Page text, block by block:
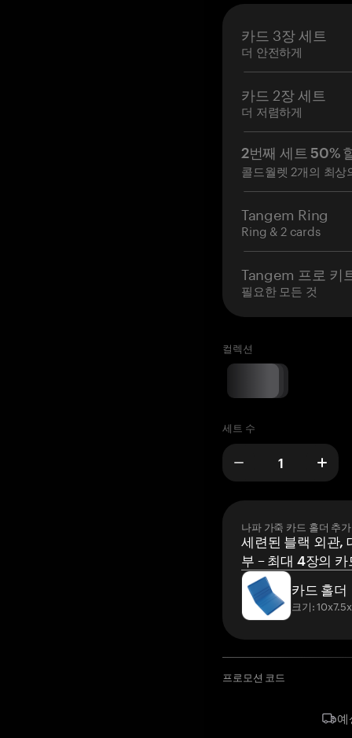
카드 3장 세트
더 안전하게
카드 2장 세트
더 저렴하게
2번째 세트 50%
콜드월렛 2개의 최상
Tangem Ring
Ring & 2 cards
Tangem 프로 키
필요한 모든 것
컬렉션
세트 수
나파 가죽 카드 홀더 추가
세련된 블랙 외관,
부 – 최대 4장의
카드 홀더
크기:
프로모션 코드
예